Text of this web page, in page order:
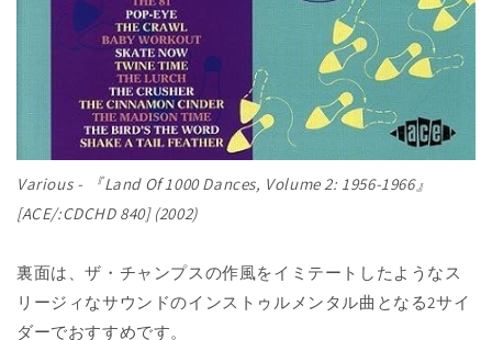
Various - 『Land Of 1000 Dances, Volume 2: 1956-1966』
[ACE/:CDCHD 840] (2002)
裏面は、ザ・チャンプスの作風をイミテートしたようなス
リージィなサウンドのインストゥルメンタル曲となる2サイ
ダーでおすすめです。